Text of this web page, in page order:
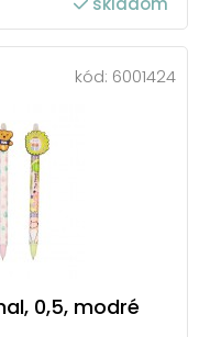
kód: 6001424
0,5, modré